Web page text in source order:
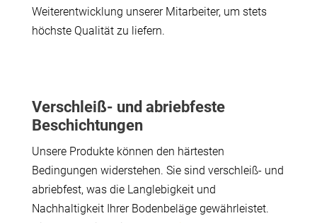
Weiterentwicklung unserer Mitarbeiter, um stets
höchste Qualität zu liefern.
Verschleiß- und abriebfeste
Beschichtungen
Unsere Produkte können den härtesten
Bedingungen widerstehen. Sie sind verschleiß- und
abriebfest, was die Langlebigkeit und
Nachhaltigkeit Ihrer Bodenbeläge gewährleistet.